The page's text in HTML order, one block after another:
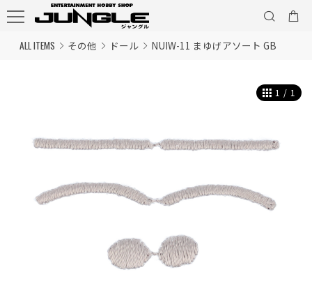
ALL ITEMS その他 ドール NUIW-11 まゆげアソート GB
1 / 1